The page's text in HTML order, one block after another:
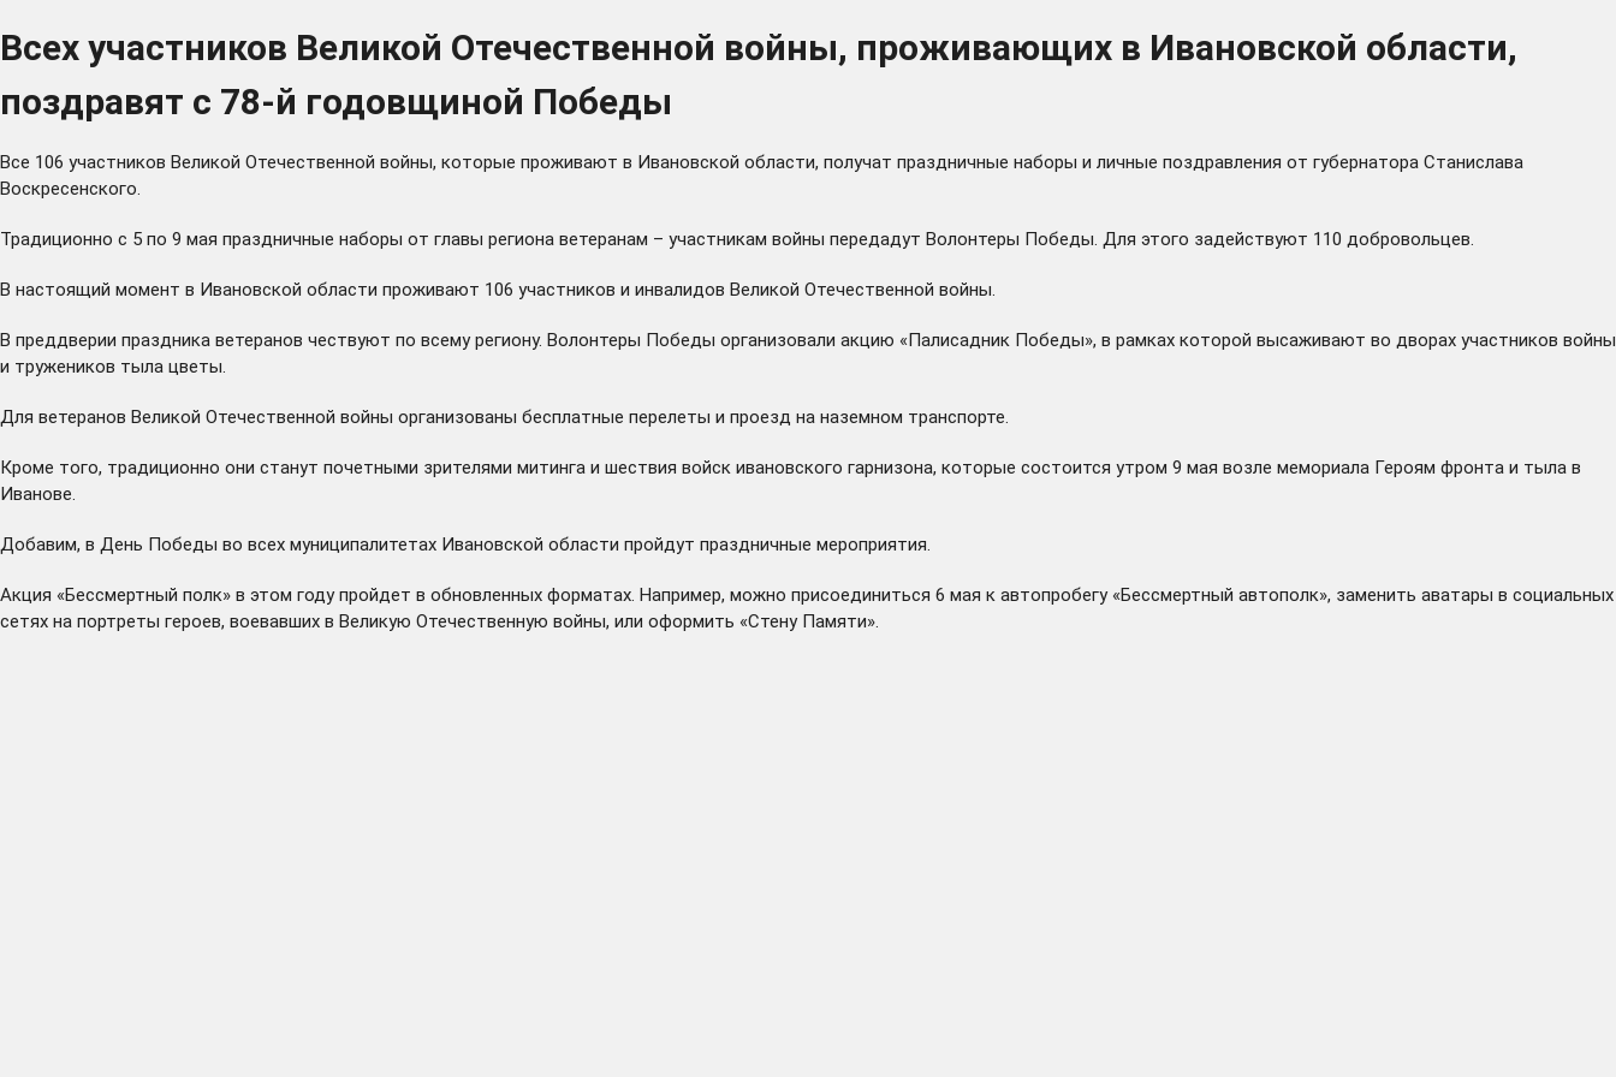
Всех участников Великой Отечественной войны, проживающих в Ивановской области,
поздравят с 78-й годовщиной Победы
Все 106 участников Великой Отечественной войны, которые проживают в Ивановской области, получат праздничные наборы и личные поздравления от губернатора Станислава
Воскресенского.
Традиционно с 5 по 9 мая праздничные наборы от главы региона ветеранам – участникам войны передадут Волонтеры Победы. Для этого задействуют 110 добровольцев.
В настоящий момент в Ивановской области проживают 106 участников и инвалидов Великой Отечественной войны.
В преддверии праздника ветеранов чествуют по всему региону. Волонтеры Победы организовали акцию «Палисадник Победы», в рамках которой высаживают во дворах участников войны
и тружеников тыла цветы.
Для ветеранов Великой Отечественной войны организованы бесплатные перелеты и проезд на наземном транспорте.
Кроме того, традиционно они станут почетными зрителями митинга и шествия войск ивановского гарнизона, которые состоится утром 9 мая возле мемориала Героям фронта и тыла в
Иванове.
Добавим, в День Победы во всех муниципалитетах Ивановской области пройдут праздничные мероприятия.
Акция «Бессмертный полк» в этом годупройдет в обновленных форматах. Например, можно присоединиться 6 мая к автопробегу «Бессмертный автополк», заменить аватары в социальных
сетях на портреты героев, воевавших в Великую Отечественную войны, или оформить «Стену Памяти».